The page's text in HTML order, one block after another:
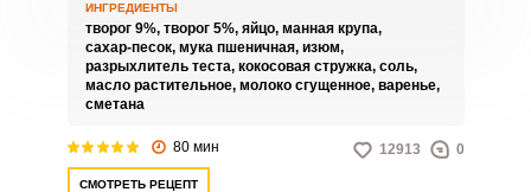
день. Рецепт сырников с манкой
достаточно прост, для его
осуществления необходимо
всего полчаса свободного
ИНГРЕДИЕНТЫ
творог 9%, творог 5%, яйцо, манная крупа,
сахар-песок, мука пшеничная, изюм,
разрыхлитель теста, кокосовая стружка, соль,
масло растительное, молоко сгущенное, варенье,
сметана
80 мин 12913 0
СМОТРЕТЬ РЕЦЕПТ